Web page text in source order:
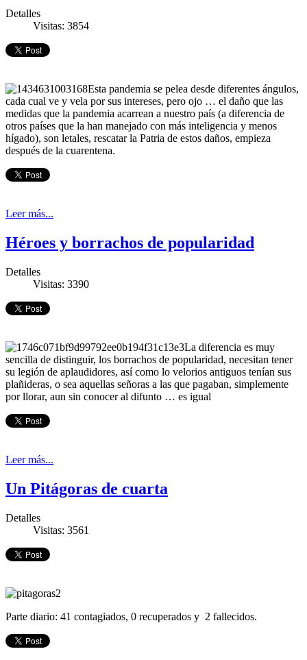
Detalles
Visitas: 3854
Esta pandemia se pelea desde diferentes ángulos,
cada cual ve y vela por sus intereses, pero ojo … el daño que las
medidas que la pandemia acarrean a nuestro país (a diferencia de
otros países que la han manejado con más inteligencia y menos
hígado), son letales, rescatar la Patria de estos daños, empieza
después de la cuarentena.
Leer más...
Héroes y borrachos de popularidad
Detalles
Visitas: 3390
La diferencia es muy
sencilla de distinguir, los borrachos de popularidad, necesitan tener
su legión de aplaudidores, así como lo velorios antiguos tenían sus
plañideras, o sea aquellas señoras a las que pagaban, simplemente
por llorar, aun sin conocer al difunto … es igual
Leer más...
Un Pitágoras de cuarta
Detalles
Visitas: 3561
Parte diario: 41 contagiados, 0 recuperados y 2 fallecidos.